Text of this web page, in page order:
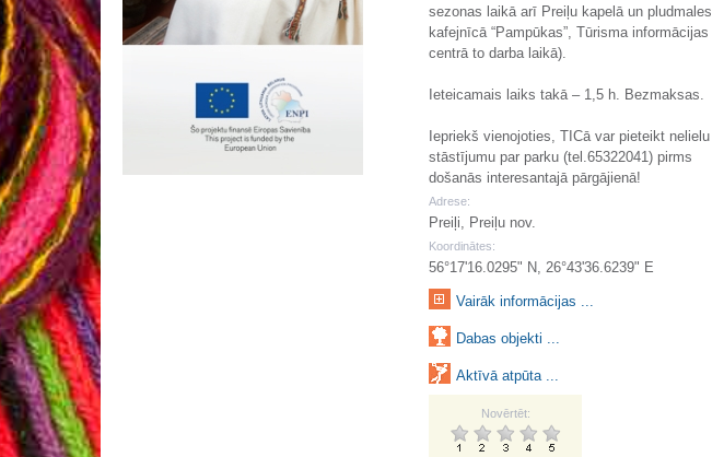
sezonas laikā arī Preiļu kapelā un pludmales
kafejnīcā “Pampūkas”, Tūrisma informācijas
centrā to darba laikā).
Ieteicamais laiks takā – 1,5 h. Bezmaksas.
Iepriekš vienojoties, TICā var pieteikt nelielu
stāstījumu par parku (tel.65322041) pirms
došanās interesantajā pārgājienā!
Adrese:
Preiļi, Preiļu nov.
Koordinātes:
56°17'16.0295" N, 26°43'36.6239" E
Vairāk informācijas ...
Dabas objekti ...
Aktīvā atpūta ...
Novērtēt: